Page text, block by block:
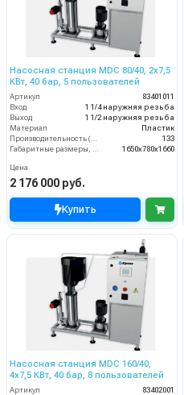
Насосная станция MDC 80/40, 2x7,5
КВт, 40 бар, 5 пользователей
Артикул
83401011
Вход
1 1/4 наружняя резьба
Выход
1 1/2 наружняя резьба
Материал
Пластик
133
1650x780x1660
Цена
2 176 000 руб.
Купить
Насосная станция MDC 160/40,
4x7,5 КВт, 40 бар, 8 пользователей
Артикул
83402001